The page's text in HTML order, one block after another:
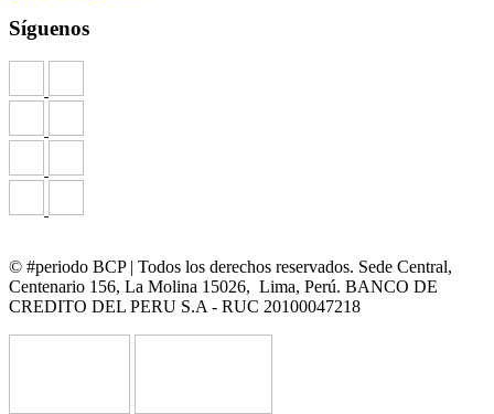
Síguenos
© #periodo BCP | Todos los derechos reservados. Sede Central,
Centenario 156, La Molina 15026, Lima, Perú. BANCO DE
CREDITO DEL PERU S.A - RUC 20100047218